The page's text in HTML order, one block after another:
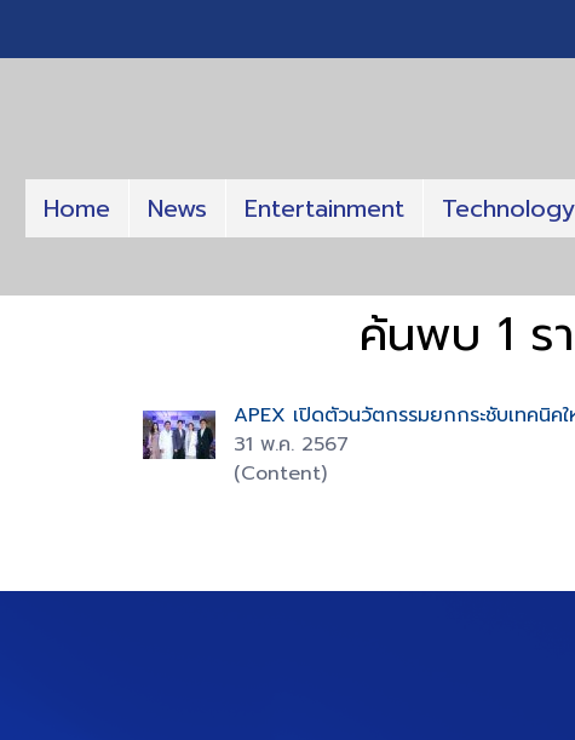
Home News Entertainment Technology
ค้นพบ 1 ร
APEX เปิดตัวนวัตกรรมยกกระชับเทคนิคใ
31 พ.ค. 2567
(Content)